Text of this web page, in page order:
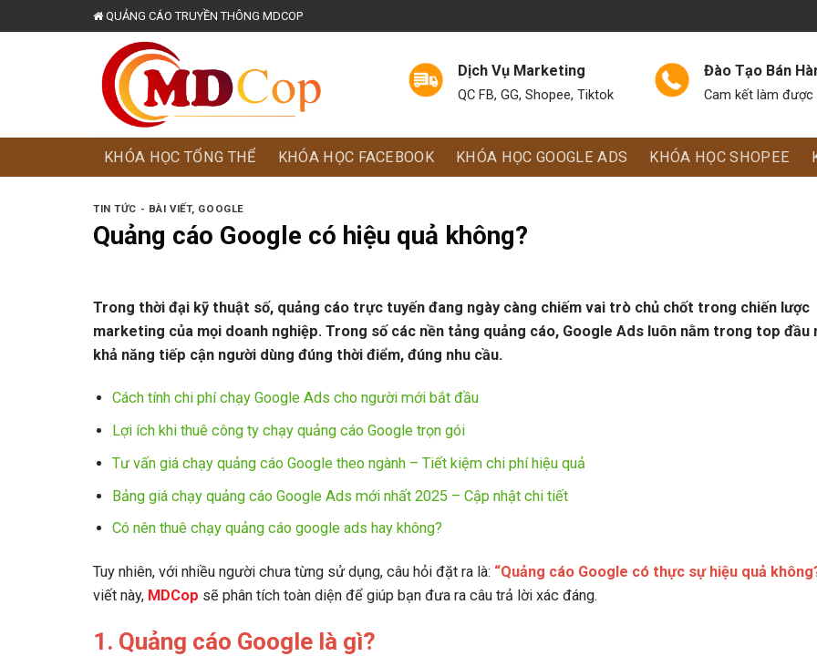
to
QUẢNG CÁO TRUYỀN THÔNG MDCOP
Dịch Vụ Marketing
QC FB, GG, Shopee, Tiktok
Đào Tạo Bán
Cam kết làm được
KHÓA HỌC TỔNG THỂ KHÓA HỌC FACEBOOK KHÓA HỌC GOOGLE ADS KHÓA HỌC SHOPEE
TIN TỨC - BÀI VIẾT, GOOGLE
Quảng cáo Google có hiệu quả không?
Trong thời đại kỹ thuật số, quảng cáo trực tuyến đang ngày càng chiếm vai trò chủ chốt trong chiến lược
marketing của mọi doanh nghiệp. Trong số các nền tảng quảng cáo, Google Ads luôn nằm trong top đầu
khả năng tiếp cận người dùng đúng thời điểm, đúng nhu cầu.
Cách tính chi phí chạy Google Ads cho người mới bắt đầu
Lợi ích khi thuê công ty chạy quảng cáo Google trọn gói
Tư vấn giá chạy quảng cáo Google theo ngành – Tiết kiệm chi phí hiệu quả
Bảng giá chạy quảng cáo Google Ads mới nhất 2025 – Cập nhật chi tiết
Có nên thuê chạy quảng cáo google ads hay không?
Tuy nhiên, với nhiều người chưa từng sử dụng, câu hỏi đặt ra là: “Quảng cáo Google có thực sự hiệu quả
viết này, MDCop sẽ phân tích toàn diện để giúp bạn đưa ra câu trả lời xác đáng.
1. Quảng cáo Google là gì?